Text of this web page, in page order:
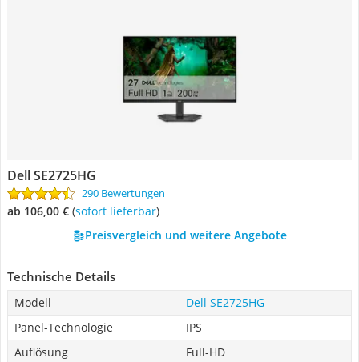
Dell SE2725HG
290 Bewertungen
ab 106,00 € ( Sofort lieferbar)
Preisvergleich und weitere Angebote
Technische Details
Modell
Dell SE2725HG
Panel-Technologie
IPS
Auflösung
Full-HD